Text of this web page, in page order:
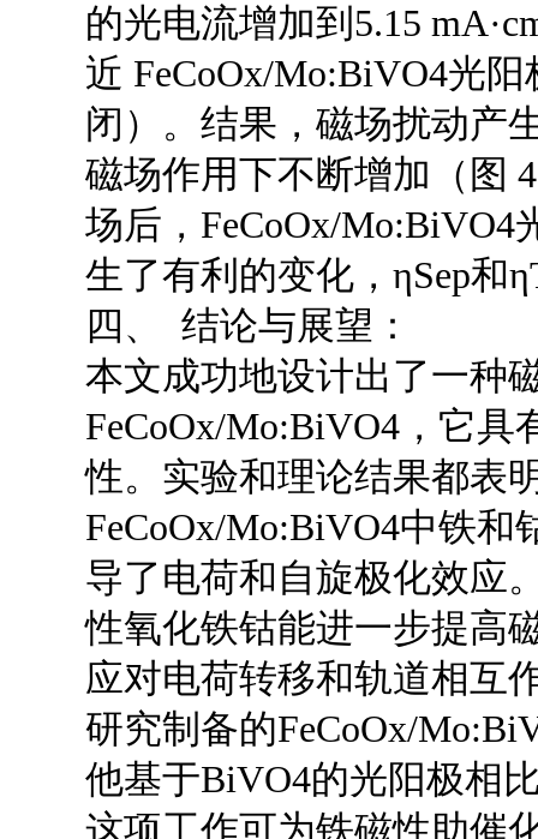
的光电流增加到5.15
近 FeCoOx/Mo:BiVO4光
闭）。结果，磁场扰动产
磁场作用下不断增加（图
场后，FeCoOx/
生了有利的变化，ηSep和
四、 结论与展望：
本文成功地设计出了一种
FeCoOx/Mo:BiVO4，它
性。实验和理论结果都表
FeCoOx/Mo:BiVO4中铁
导了电荷和自旋极化效应
性氧化铁钴能进一步提高
应对电荷转移和轨道相互
研究制备的FeCoOx/
他基于BiVO4的光阳极相
这项工作可为铁磁性助催